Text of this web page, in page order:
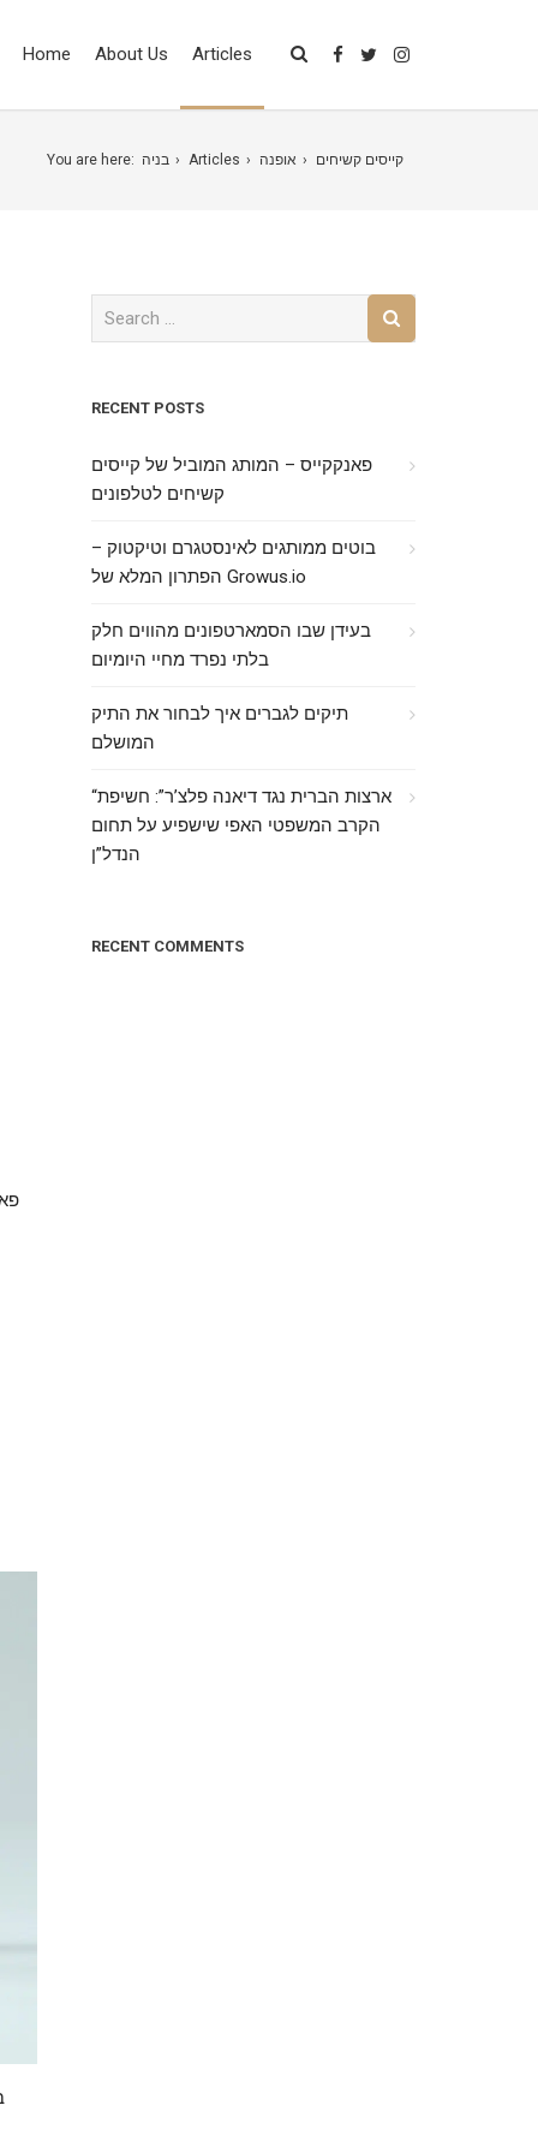
Home About Us Articles
You are here: בניה Articles אופנה קייסים קשיחים
RECENT POSTS
פאנקקייס – המותג המוביל של קייסים
קשיחים לטלפונים
בוטים ממותגים לאינסטגרם וטיקטוק –
הפתרון המלא של Growus.io
בעידן שבו הסמארטפונים מהווים חלק
בלתי נפרד מחיי היומיום
תיקים לגברים איך לבחור את התיק
המושלם
“ארצות הברית נגד דיאנה פלצ’ר”: חשיפת
הקרב המשפטי האפי שישפיע על תחום
הנדל”ן
RECENT COMMENTS